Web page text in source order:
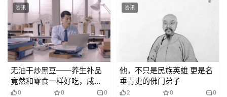
资讯
无油干炒黑豆——养生补品
竟然和零食一样好吃，咸香
可口，吃一口就上瘾！
0 0 0
资讯
他，不只是民族英雄 更是名
垂青史的佛门弟子
2 0 0